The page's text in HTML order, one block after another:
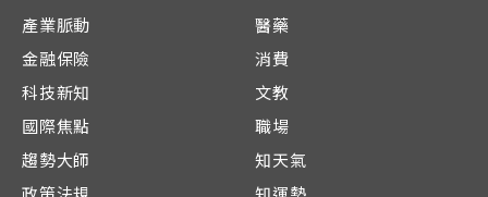
產業脈動
金融保險
科技新知
國際焦點
趨勢大師
醫藥
消費
文教
職場
知天氣